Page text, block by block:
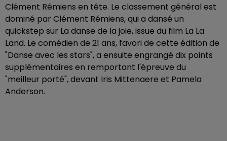
Clément Rémiens en tête. Le classement général est
dominé par Clément Rémiens, qui a dansé un
quickstep sur La danse de la joie, issue du film La La
Land. Le comédien de 21 ans, favori de cette édition de
"Danse avec les stars", a ensuite engrangé dix points
supplémentaires en remportant l'épreuve du
"meilleur porté", devant Iris Mittenaere et Pamela
Anderson.